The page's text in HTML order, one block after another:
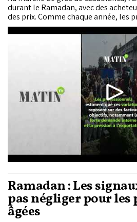
durant le Ramadan, avec des
des prix. Comme chaque année, les
sacré s’accompagnent de hausses
soudaines par les consommateurs.
Ramadan : Les
pas négliger pour les
âgées